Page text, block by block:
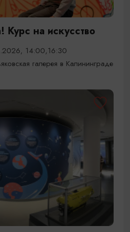
Курс на искусство
14:00,16:30
галерея в Калининграде